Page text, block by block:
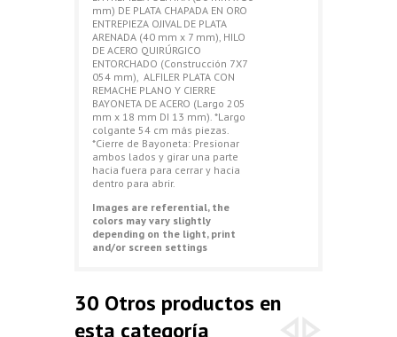
mm) DE PLATA CHAPADA EN ORO
ENTREPIEZA OJIVAL DE PLATA
ARENADA (40 mm x 7 mm), HILO
DE ACERO QUIRÚRGICO
ENTORCHADO (Construcción 7X7
054 mm), ALFILER PLATA CON
REMACHE PLANO Y CIERRE
BAYONETA DE ACERO (Largo 205
mm x 18 mm DI 13 mm). *Largo
colgante 54 cm más piezas.
*Cierre de Bayoneta: Presionar
ambos lados y girar una parte
hacia fuera para cerrar y hacia
dentro para abrir.
Images are referential, the
colors may vary slightly
depending on the light, print
and/or screen settings
30 Otros productos en
esta categoría